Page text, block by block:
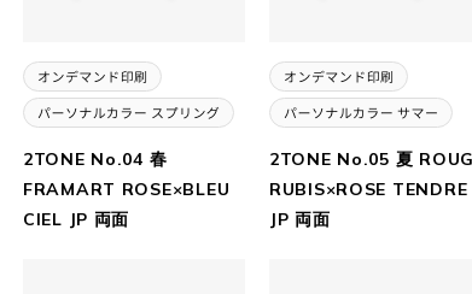
2TONE No.04 春
FRAMART ROSE×BLEU
CIEL JP 両面
2TONE No.05 夏
RUBIS×ROSE TENDRE
JP 両面